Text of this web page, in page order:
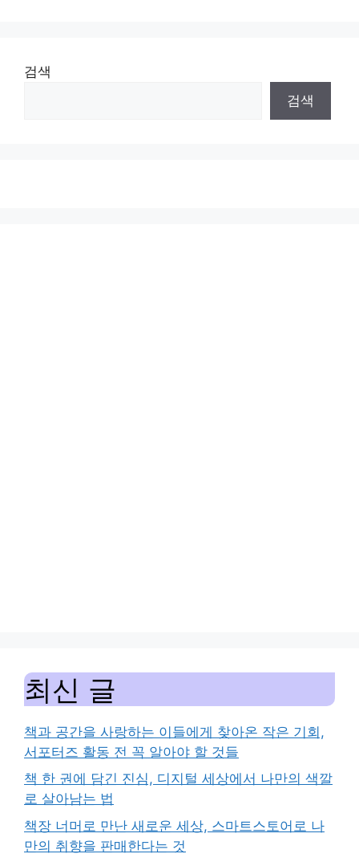
검색
검색
최신 글
책과 공간을 사랑하는 이들에게 찾아온 작은 기회,
서포터즈 활동 전 꼭 알아야 할 것들
책 한 권에 담긴 진심, 디지털 세상에서 나만의 색깔
로 살아남는 법
책장 너머로 만난 새로운 세상, 스마트스토어로 나
만의 취향을 판매한다는 것